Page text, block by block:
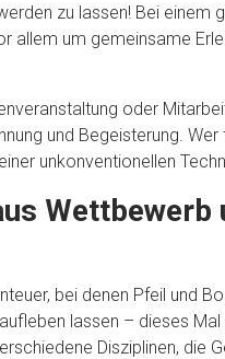
zu lassen! Bei
allem um gemeinsame
oder
und Begeisterung.
unkonventionellen
Wettbewerb
bei denen Pfeil und
lassen – dieses
Disziplinen, die